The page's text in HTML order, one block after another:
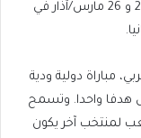
ومن المقرر أن يخوض المنتخب المغربي يومي 22 و 26 مارس/آذار في
مباراة دولية ودية
ضد ليتوانيا عام 2021، وسجل هدفا واحدا. وتسمح
لمنتخب آخر يكون